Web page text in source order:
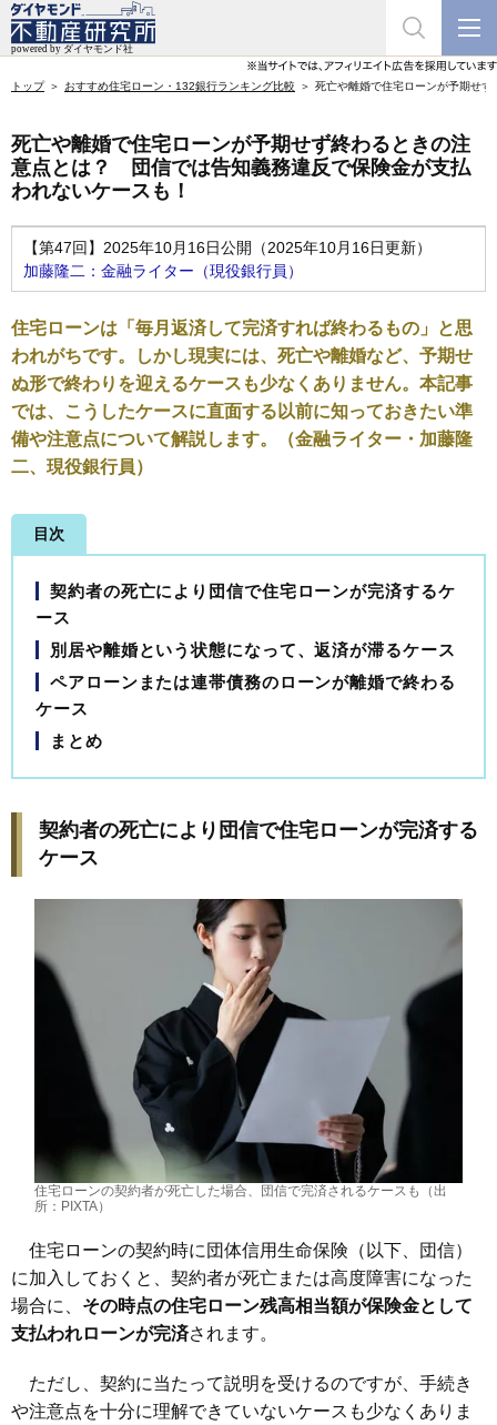
トップ おすすめ住宅ローン・132銀行ランキング比較 死亡や離婚で住宅ローンが予期せ
死亡や離婚で住宅ローンが予期せず終わるときの注
意点とは？ 団信では告知義務違反で保険金が支払
われないケースも！
【第47回】2025年10月16日公開（2025年10月16日更新）
加藤隆二：金融ライター（現役銀行員）
住宅ローンは「毎月返済して完済すれば終わるもの」と思
われがちです。しかし現実には、死亡や離婚など、予期せ
ぬ形で終わりを迎えるケースも少なくありません。本記事
では、こうしたケースに直面する以前に知っておきたい準
備や注意点について解説します。（金融ライター・加藤隆
二、現役銀行員）
目次
契約者の死亡により団信で住宅ローンが完済するケ
ース
別居や離婚という状態になって、返済が滞るケース
ペアローンまたは連帯債務のローンが離婚で終わる
ケース
まとめ
契約者の死亡により団信で住宅ローンが完済する
ケース
住宅ローンの契約者が死亡した場合、団信で完済されるケースも（出
所：PIXTA）
住宅ローンの契約時に団体信用生命保険（以下、団信）
に加入しておくと、契約者が死亡または高度障害になった
場合に、 その時点の住宅ローン残高相当額が保険金として
支払われローンが完済されます。
ただし、契約に当たって説明を受けるのですが、手続き
や注意点を十分に理解できていないケースも少なくありま